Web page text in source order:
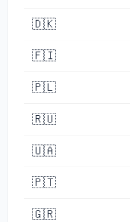
🇩🇰
🇫🇮
🇵🇱
🇷🇺
🇺🇦
🇵🇹
🇬🇷